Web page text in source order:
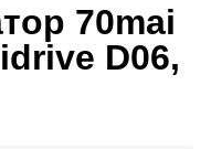
70mai
D06,